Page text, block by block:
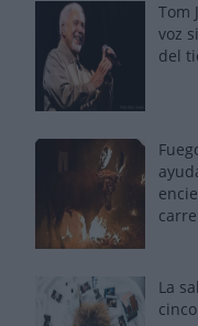
Tom
voz
del
La